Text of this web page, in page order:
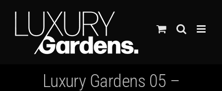
inhoud
Luxury Gardens 05 –